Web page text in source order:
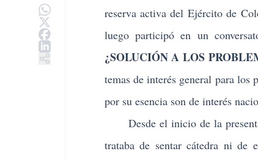
reserva activa del Ejército de
luego participó en un
¿SOLUCIÓN A LOS
temas de interés general para
por su esencia son de interés
Desde el inicio de la
trataba de sentar cátedra ni de